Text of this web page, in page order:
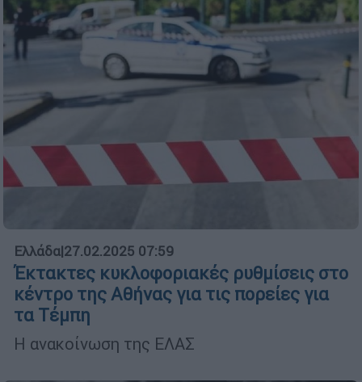
Ελλάδα|27.02.2025 07:59
Έκτακτες κυκλοφοριακές ρυθμίσεις στο
κέντρο της Αθήνας για τις πορείες για
τα Τέμπη
Η ανακοίνωση της ΕΛΑΣ